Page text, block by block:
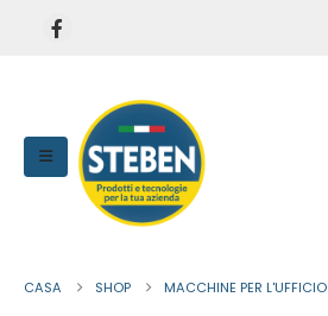
CASA SHOP MACCHINE PER L'UFFICIO